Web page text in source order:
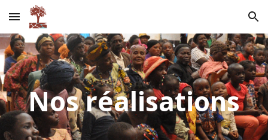
Skip to main content Skip to navigation
Nos réalisations